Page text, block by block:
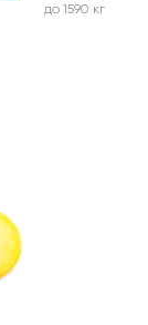
до 1590 кг